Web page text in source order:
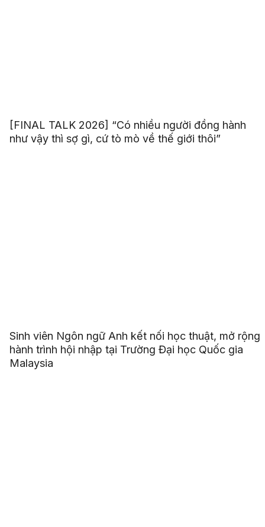
[FINAL TALK 2026] “Có nhiều người đồng hành
như vậy thì sợ gì, cứ tò mò về thế giới thôi”
Sinh viên Ngôn ngữ Anh kết nối học thuật, mở rộng
hành trình hội nhập tại Trường Đại học Quốc gia
Malaysia